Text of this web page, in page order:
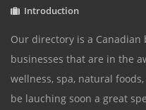
Introduction
Our directory is a
businesses that are in the
wellness, spa, natural
be lauching soon a great